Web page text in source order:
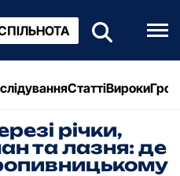
СтаттіВироки
річки,
та лазня: де